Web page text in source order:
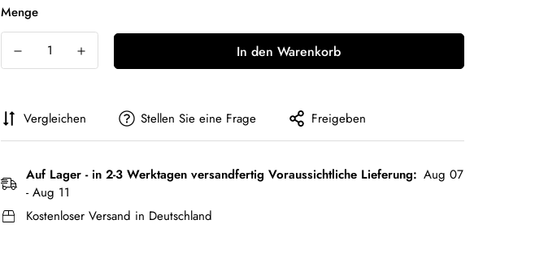
Menge
In den Warenkorb
Vergleichen Stellen Sie eine Frage Freigeben
Auf Lager - in 2-3 Werktagen versandfertig Voraussichtliche Lieferung: Aug 07
- Aug 11
Kostenloser Versand in Deutschland